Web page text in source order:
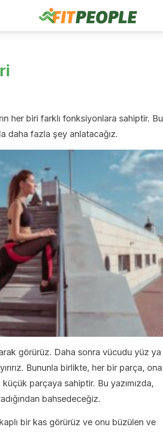
her biri farklı fonksiyonlara sahiptir. Bu
daha fazla şey anlatacağız.
görürüz. Daha sonra vücudu yüz ya
Bununla birlikte, her bir parça, ona
parçaya sahiptir. Bu yazımızda,
bahsedeceğiz.
bir kas görürüz ve onu büzülen ve